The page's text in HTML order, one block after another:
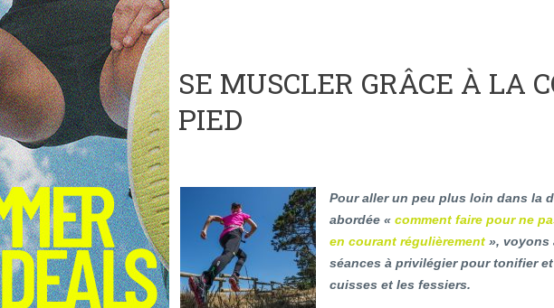
SE MUSCLER GRÂCE À LA
PIED
Pour aller un peu plus loin dans la
abordée « comment faire pour ne
en courant régulièrement », voyons
séances à privilégier pour tonifier
cuisses et les fessiers.